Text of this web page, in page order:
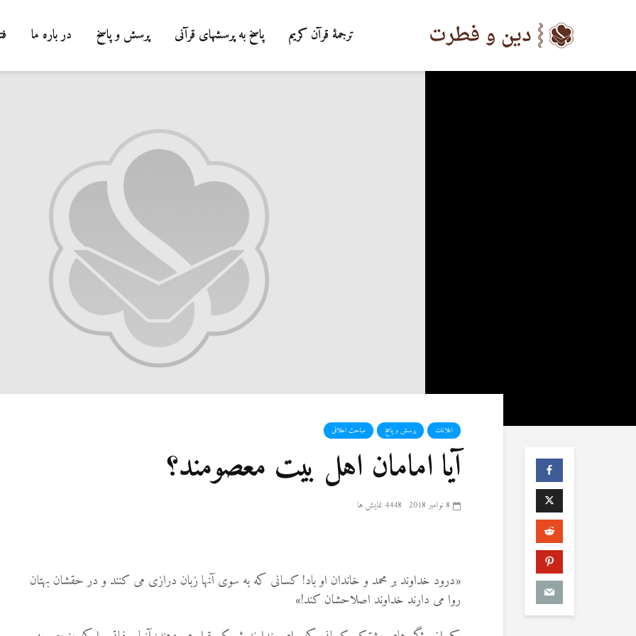
ترجمۀ قرآن کریم پاسخ به پرسشهای قرآنی پرسش و پاسخ در باره ما
اعلانات پرسش و پاسخ مباحث اخلاقی
آیا امامان اهل بیت معصومند؟
8 نوامبر 2018 4448 نمایش ها
«درود خداوند بر محمد و خاندان او باد! کسانی که به سوی آنها زبان درازی می کنند و در حقشان بهتان
روا می دارند خداوند اصلاحشان کند!»
درباره سنگ زدن به
میان صفا و مروه
20 جولای 2026
27 نمایش ها
19 جولای 2026